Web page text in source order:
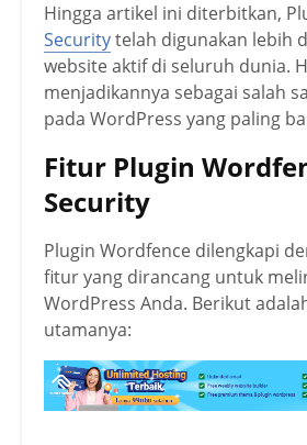
Hingga artikel ini diterbitkan,
Securitytelah digunakan lebih
website aktif di seluruh dunia.
menjadikannya sebagai salah
pada WordPress yang paling
Fitur Plugin
Security
Plugin Wordfence dilengkapi
fitur yang dirancang untuk
WordPress Anda. Berikut
utamanya: